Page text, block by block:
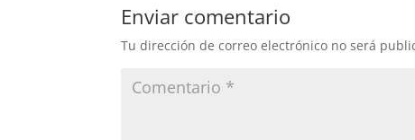
Enviar comentario
Tu dirección de correo electrónico no será